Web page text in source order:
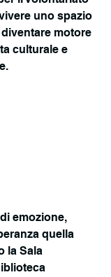
uno spazio
motore
culturale e
emozione,
quella
la Sala